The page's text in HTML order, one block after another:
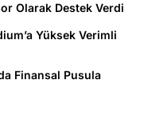
Olarak Destek Verdi
Yüksek Verimli
Finansal Pusula